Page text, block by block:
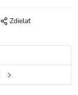
Zdielať